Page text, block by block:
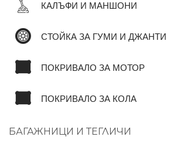
КАЛЪФИ И МАНШОНИ
СТОЙКА ЗА ГУМИ И ДЖАНТИ
ПОКРИВАЛО ЗА МОТОР
ПОКРИВАЛО ЗА КОЛА
БАГАЖНИЦИ И ТЕГЛИЧИ